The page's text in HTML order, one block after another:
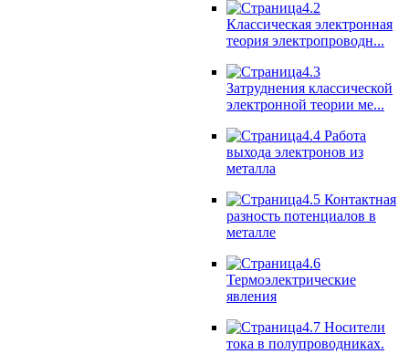
4.2
Классическая электронная
теория электропроводн...
4.3
Затруднения классической
электронной теории ме...
4.4 Работа
выхода электронов из
металла
4.5 Контактная
разность потенциалов в
металле
4.6
Термоэлектрические
явления
4.7 Носители
тока в полупроводниках.